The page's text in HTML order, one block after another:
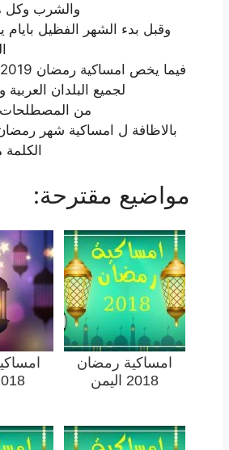
والشرب وكل
وقبل بدء الشهر الفظيل
لجميع البلدان
من المصطلحات
مواضيع مقترحة:
امساكية رمضان
2018 اليمن
2018